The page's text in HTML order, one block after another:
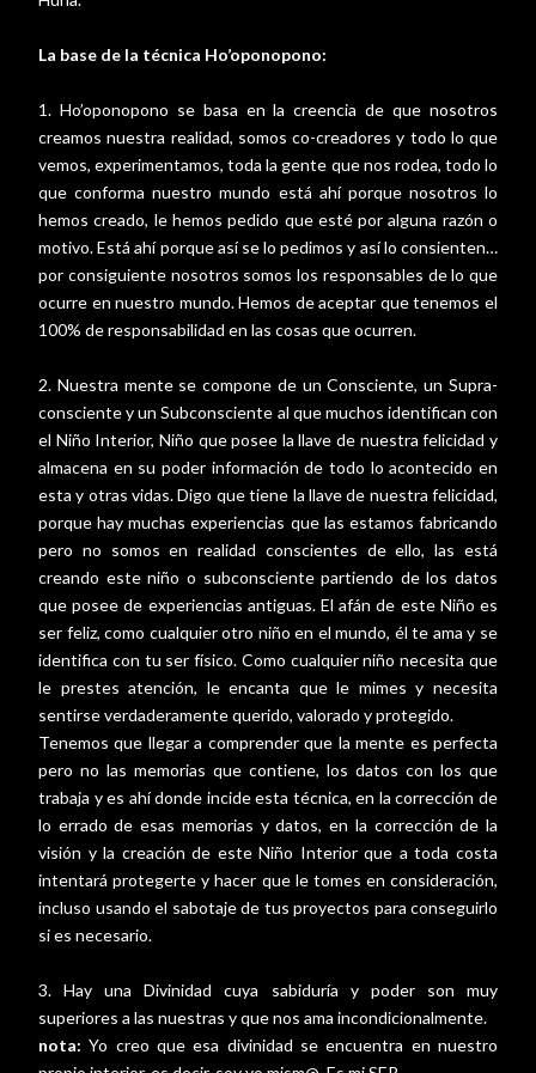
La base de la técnica Ho’oponopono:
1. Ho’oponopono se basa en la creencia de que nosotros
creamos nuestra realidad, somos co-creadores y todo lo que
vemos, experimentamos, toda la gente que nos rodea, todo lo
que conforma nuestro mundo está ahí porque nosotros lo
hemos creado, le hemos pedido que esté por alguna razón o
motivo. Está ahí porque así se lo pedimos y así lo consienten…
por consiguiente nosotros somos los responsables de lo que
ocurre en nuestro mundo. Hemos de aceptar que tenemos el
100% de responsabilidad en las cosas que ocurren.
2. Nuestra mente se compone de un Consciente, un Supra-
consciente y un Subconsciente al que muchos identifican con
el Niño Interior, Niño que posee la llave de nuestra felicidad y
almacena en su poder información de todo lo acontecido en
esta y otras vidas. Digo que tiene la llave de nuestra felicidad,
porque hay muchas experiencias que las estamos fabricando
pero no somos en realidad conscientes de ello, las está
creando este niño o subconsciente partiendo de los datos
que posee de experiencias antiguas. El afán de este Niño es
ser feliz, como cualquier otro niño en el mundo, él te ama y se
identifica con tu ser físico. Como cualquier niño necesita que
le prestes atención, le encanta que le mimes y necesita
sentirse verdaderamente querido, valorado y protegido.
Tenemos que llegar a comprender que la mente es perfecta
pero no las memorias que contiene, los datos con los que
trabaja y es ahí donde incide esta técnica, en la corrección de
lo errado de esas memorias y datos, en la corrección de la
visión y la creación de este Niño Interior que a toda costa
intentará protegerte y hacer que le tomes en consideración,
incluso usando el sabotaje de tus proyectos para conseguirlo
si es necesario.
3. Hay una Divinidad cuya sabiduría y poder son muy
superiores a las nuestras y que nos ama incondicionalmente.
nota: Yo creo que esa divinidad se encuentra en nuestro